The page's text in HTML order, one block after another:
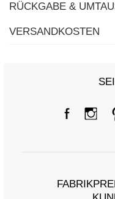
Maße flach gemessen
[C] Hüftumfang
RÜCKGABE &
VERSANDKOSTEN